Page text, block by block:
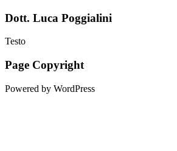
Dott. Luca Poggialini
Testo
Page Copyright
Powered by WordPress